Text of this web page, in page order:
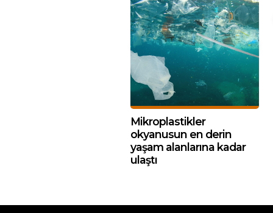
Mikroplastikler
okyanusun en derin
yaşam alanlarına kadar
ulaştı